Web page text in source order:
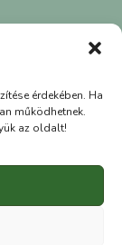
érdekében. Ha
működhetnek.
az oldalt!